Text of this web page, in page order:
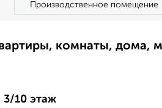
Производственное помещение
комнаты, дома,
3/10 этаж